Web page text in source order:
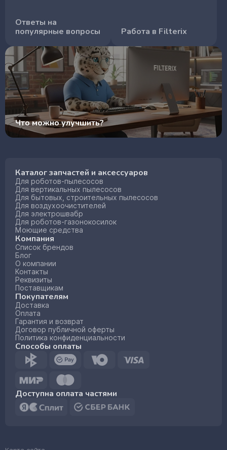
Ответы на
популярные вопросы
Работа в Filterix
Что можно улучшить?
Каталог запчастей и аксессуаров
Для роботов-пылесосов
Для вертикальных пылесосов
Для бытовых, строительных пылесосов
Для воздухоочистителей
Для электрошвабр
Для роботов-газонокосилок
Моющие средства
Компания
Список брендов
Блог
О компании
Контакты
Реквизиты
Поставщикам
Покупателям
Доставка
Оплата
Гарантия и возврат
Договор публичной оферты
Политика конфиденциальности
Способы оплаты
Доступна оплата частями